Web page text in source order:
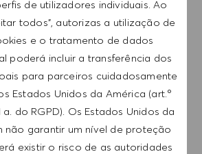
de utilizadores individuais. Ao
todos", autorizas a utilização de
e o tratamento de dados
poderá incluir a transferência dos
para parceiros cuidadosamente
Estados Unidos da América (art.º
do RGPD). Os Estados Unidos da
não garantir um nível de proteção
existir o risco de as autoridades
tudo sobre esta oportunidade
inscrição através do nosso site de